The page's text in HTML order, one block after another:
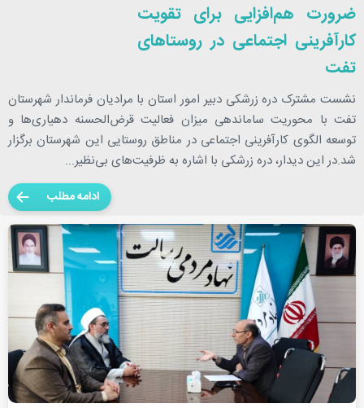
ضرورت هم‌افزایی برای تقویت
کارآفرینی اجتماعی در روستاهای
تفت
نشست مشترک دره زرشکی دبیر امور استان با مرادیان فرماندار شهرستان
تفت با محوریت ساماندهی میزان فعالیت قرض‌الحسنه دهیاری‌ها و
توسعه الگوی کارآفرینی اجتماعی در مناطق روستایی این شهرستان برگزار
شد.در این دیدار، دره زرشکی با اشاره به ظرفیت‌های بی‌نظیر...
ادامه مطلب